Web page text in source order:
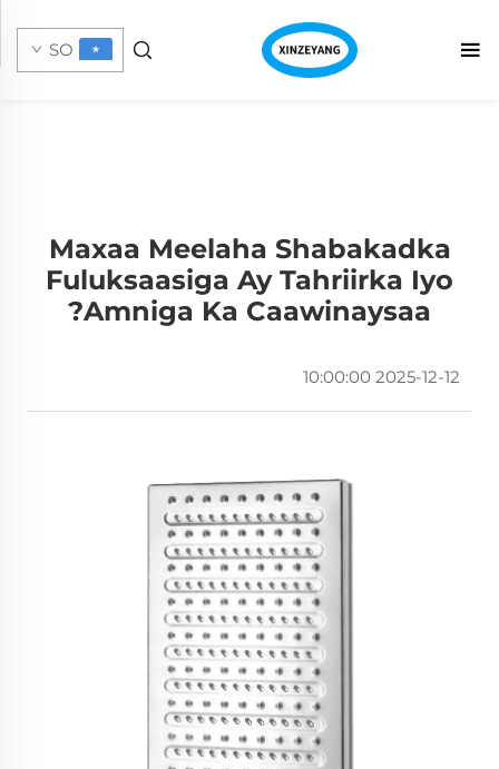
SO
Maxaa Meelaha Shabakadka
Fuluksaasiga Ay Tahriirka Iyo
Amniga Ka Caawinaysaa?
2025-12-12 10:00:00